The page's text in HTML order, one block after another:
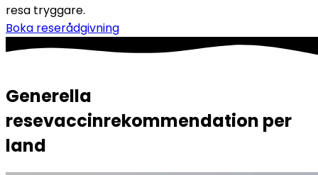
resa tryggare.
Boka reserådgivning
Generella
resevaccinrekommendation per
land